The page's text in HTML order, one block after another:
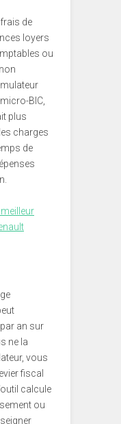
de
loyers
ou
BIC,
plus
charges
de
meilleur
an sur
ne la
vous
fiscal
calcule
ou